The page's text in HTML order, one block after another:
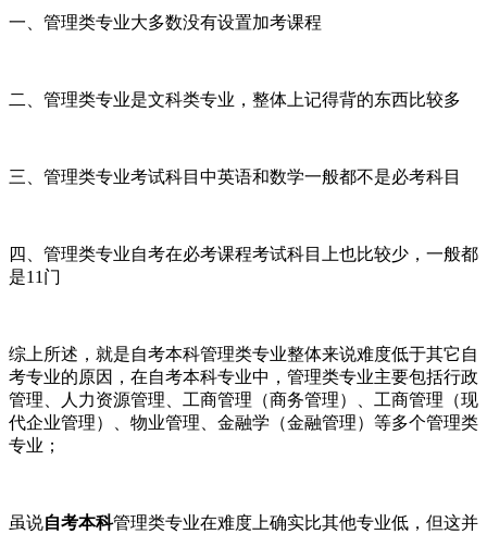
一、管理类专业大多数没有设置加考课程
二、管理类专业是文科类专业，整体上记得背的东西比较多
三、管理类专业考试科目中英语和数学一般都不是必考科目
四、管理类专业自考在必考课程考试科目上也比较少，一般都
是11门
综上所述，就是自考本科管理类专业整体来说难度低于其它自
考专业的原因，在自考本科专业中，管理类专业主要包括行政
管理、人力资源管理、工商管理（商务管理）、工商管理（现
代企业管理）、物业管理、金融学（金融管理）等多个管理类
专业；
虽说自考本科管理类专业在难度上确实比其他专业低，但这并